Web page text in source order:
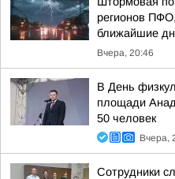
регионов
ближайшие
Вчера, 20:46
В День
площади
50 человек
Вчера,
Сотрудники